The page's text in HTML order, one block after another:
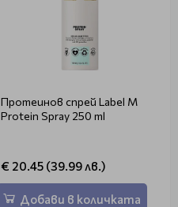
Протеинов спрей Label M
Protein Spray 250 ml
€ 20.45 (39.99 лв.)
Добави в количката